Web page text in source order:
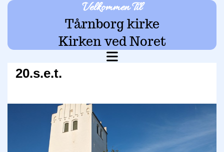
Velkommen Til
Tårnborg kirke
Kirken ved Noret
20.s.e.t.